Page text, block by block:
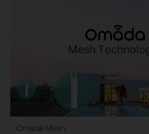
Omada Mesh